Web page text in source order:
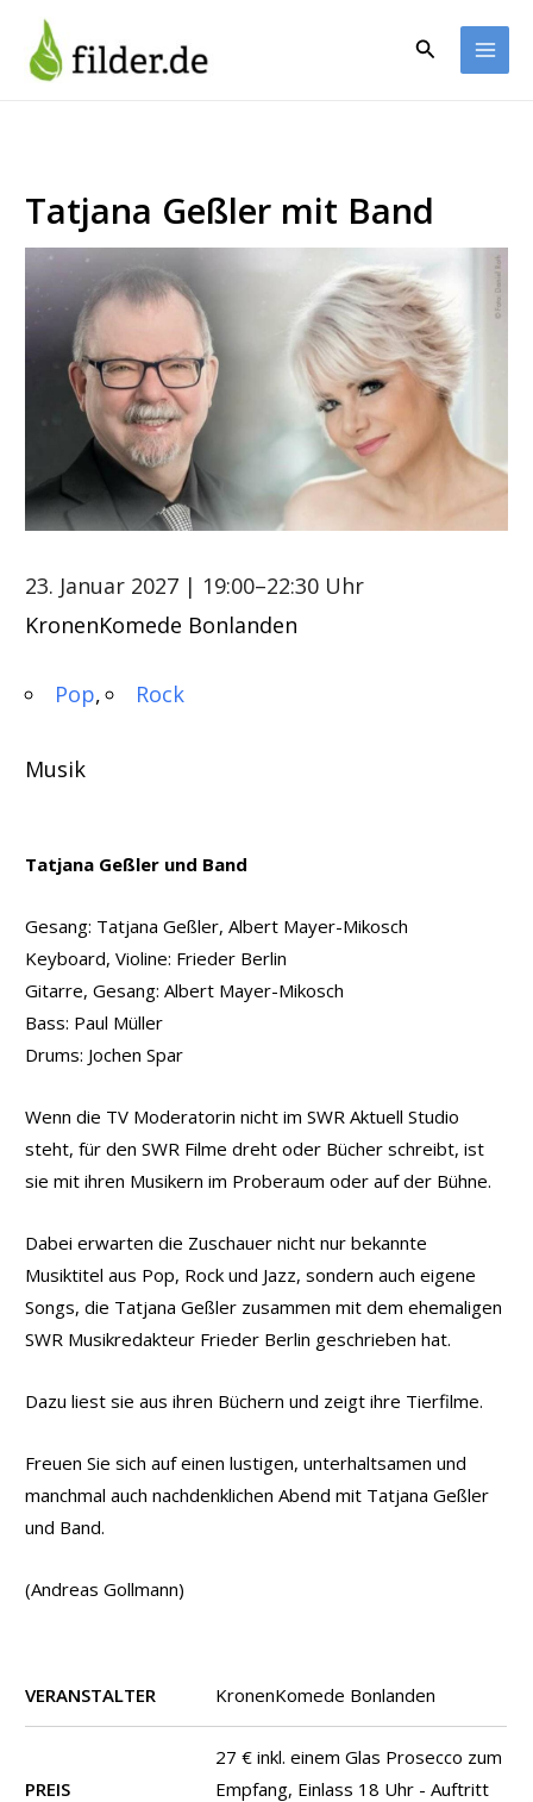
Inhalt
springen
Suchen
Tatjana Geßler mit Band
23. Januar 2027 | 19:00–22:30 Uhr
KronenKomede Bonlanden
Pop Rock
Musik
Tatjana Geßler und Band
Gesang: Tatjana Geßler, Albert Mayer-Mikosch
Keyboard, Violine: Frieder Berlin
Gitarre, Gesang: Albert Mayer-Mikosch
Bass: Paul Müller
Drums: Jochen Spar
Wenn die TV Moderatorin nicht im SWR Aktuell Studio
steht, für den SWR Filme dreht oder Bücher schreibt, ist
sie mit ihren Musikern im Proberaum oder auf der Bühne.
Dabei erwarten die Zuschauer nicht nur bekannte
Musiktitel aus Pop, Rock und Jazz, sondern auch eigene
Songs, die Tatjana Geßler zusammen mit dem ehemaligen
SWR Musikredakteur Frieder Berlin geschrieben hat.
Dazu liest sie aus ihren Büchern und zeigt ihre Tierfilme.
Freuen Sie sich auf einen lustigen, unterhaltsamen und
manchmal auch nachdenklichen Abend mit Tatjana Geßler
und Band.
(Andreas Gollmann)
VERANSTALTER KronenKomede Bonlanden
PREIS
27 € inkl. einem Glas Prosecco zum
Empfang, Einlass 18 Uhr - Auftritt